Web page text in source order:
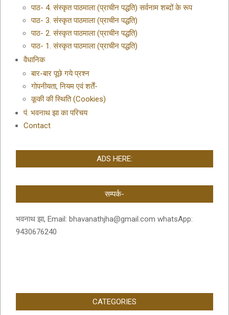
पाठ- 4. संस्कृत पाठमाला (प्राचीन पद्धति) सर्वनाम शब्दों के रूप
पाठ- 3. संस्कृत पाठमाला (प्राचीन पद्धति)
पाठ- 2. संस्कृत पाठमाला (प्राचीन पद्धति)
पाठ- 1. संस्कृत पाठमाला (प्राचीन पद्धति)
वैधानिक
बार-बार पूछे गये प्रश्न
गोपनीयता, नियम एवं शर्तें-
कूकी की स्थिति (Cookies)
पं. भवनाथ झा का परिचय
Contact
ADS HERE:
सम्पर्क-
भवनाथ झा, Email: bhavanathjha@gmail.com whatsApp:
9430676240
CATEGORIES